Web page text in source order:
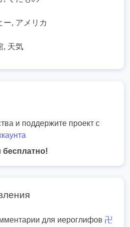
ー, アメリカ
, 天気
и поддержите проект с
бесплатно!
для иероглифов 卍